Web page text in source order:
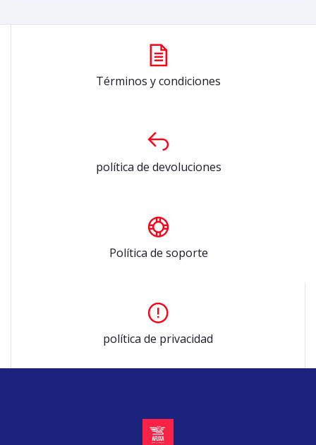
Términos y condiciones
política de devoluciones
Política de soporte
política de privacidad